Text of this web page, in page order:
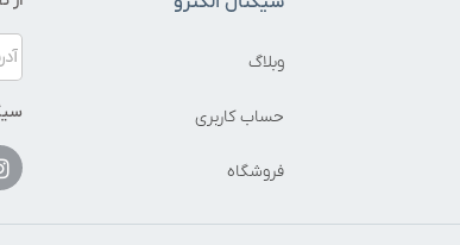
وبلاگ
حساب کاربری
فروشگاه